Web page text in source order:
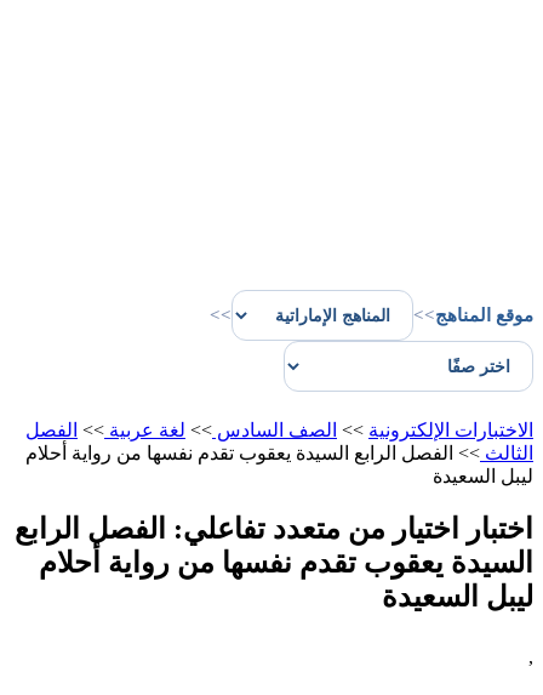
موقع المناهج>>
>>
الاختبارات الإلكترونية >> الصف السادس >> لغة عربية >> الفصل
الثالث >> الفصل الرابع السيدة يعقوب تقدم نفسها من رواية أحلام
ليبل السعيدة
اختبار اختيار من متعدد تفاعلي: الفصل الرابع
السيدة يعقوب تقدم نفسها من رواية أحلام
ليبل السعيدة